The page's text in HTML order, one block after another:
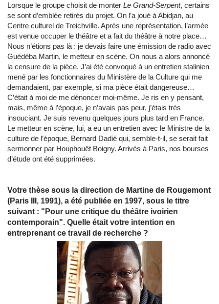
Lorsque le groupe choisit de monter Le Grand-Serpent, certains
se sont d’emblée retirés du projet. On l’a joué à Abidjan, au
Centre culturel de Treichville. Après une représentation, l’armée
est venue occuper le théâtre et a fait du théâtre à notre place…
Nous n’étions pas là : je devais faire une émission de radio avec
Guédéba Martin, le metteur en scène. On nous a alors annoncé
la censure de la pièce. J’ai été convoqué à un entretien stalinien
mené par les fonctionnaires du Ministère de la Culture qui me
demandaient, par exemple, si ma pièce était dangereuse…
C’était à moi de me dénoncer moi-même. Je ris en y pensant,
mais, même à l’époque, je n’avais pas peur, j’étais très
insouciant. Je suis revenu quelques jours plus tard en France.
Le metteur en scène, lui, a eu un entretien avec le Ministre de la
culture de l’époque, Bernard Dadié qui, semble-t-il, se serait fait
sermonner par Houphouët Boigny. Arrivés à Paris, nos bourses
d’étude ont été supprimées.
Votre thèse sous la direction de Martine de Rougemont
(Paris III, 1991), a été publiée en 1997, sous le titre
suivant : "Pour une critique du théâtre ivoirien
contemporain". Quelle était votre intention en
entreprenant ce travail de recherche ?